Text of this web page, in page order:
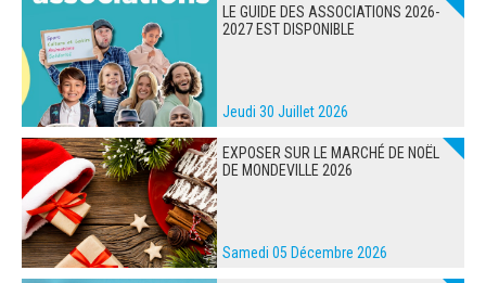
LE GUIDE DES ASSOCIATIONS 2026-
2027 EST DISPONIBLE
Jeudi 30 Juillet 2026
EXPOSER SUR LE MARCHÉ DE NOËL
DE MONDEVILLE 2026
Samedi 05 Décembre 2026